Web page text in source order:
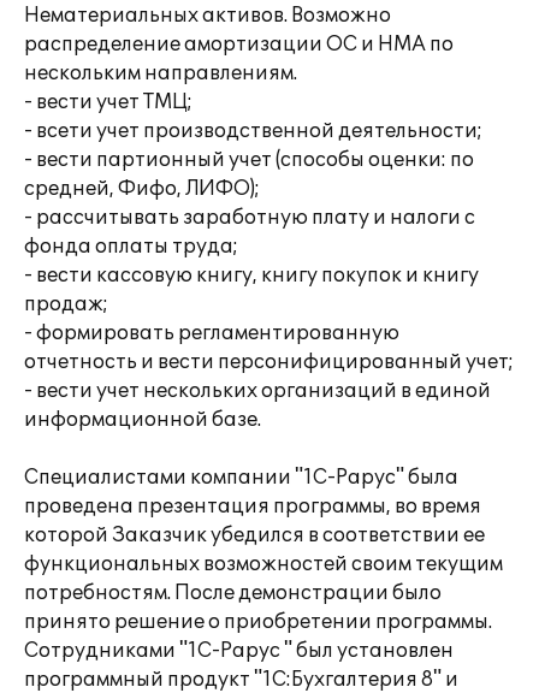
Нематериальных активов. Возможно
распределение амортизации ОС и НМА по
нескольким направлениям.
- вести учет ТМЦ;
- всети учет производственной деятельности;
- вести партионный учет (способы оценки: по
средней, Фифо, ЛИФО);
- рассчитывать заработную плату и налоги с
фонда оплаты труда;
- вести кассовую книгу, книгу покупок и книгу
продаж;
- формировать регламентированную
отчетность и вести персонифицированный учет;
- вести учет нескольких организаций в единой
информационной базе.
Специалистами компании "1С-Рарус" была
проведена презентация программы, во время
которой Заказчик убедился в соответствии ее
функциональных возможностей своим текущим
потребностям. После демонстрации было
принято решение о приобретении программы.
Сотрудниками "1С-Рарус " был установлен
программный продукт "1С:Бухгалтерия 8" и